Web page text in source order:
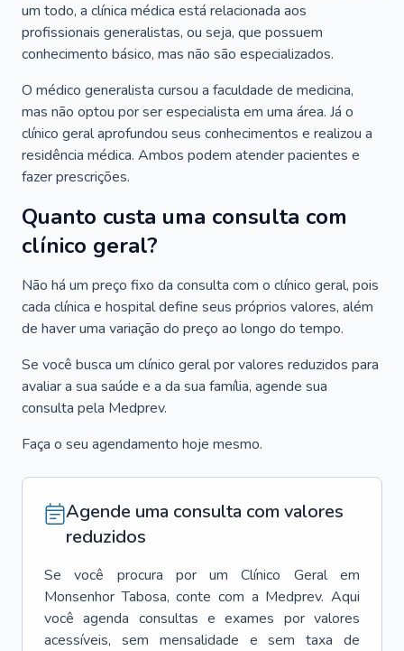
um todo, a clínica médica está relacionada aos
profissionais generalistas, ou seja, que possuem
conhecimento básico, mas não são especializados.
O médico generalista cursou a faculdade de medicina,
mas não optou por ser especialista em uma área. Já o
clínico geral aprofundou seus conhecimentos e realizou a
residência médica. Ambos podem atender pacientes e
fazer prescrições.
Quanto custa uma consulta com
clínico geral?
Não há um preço fixo da consulta com o clínico geral, pois
cada clínica e hospital define seus próprios valores, além
de haver uma variação do preço ao longo do tempo.
Se você busca um clínico geral por valores reduzidos para
avaliar a sua saúde e a da sua família, agende sua
consulta pela Medprev.
Faça o seu agendamento hoje mesmo.
Agende uma consulta com valores
reduzidos
Se você procura por um Clínico Geral
em
Monsenhor Tabosa, conte com a Medprev. Aqui
você agenda consultas e exames por valores
acessíveis, sem mensalidade e sem taxa de